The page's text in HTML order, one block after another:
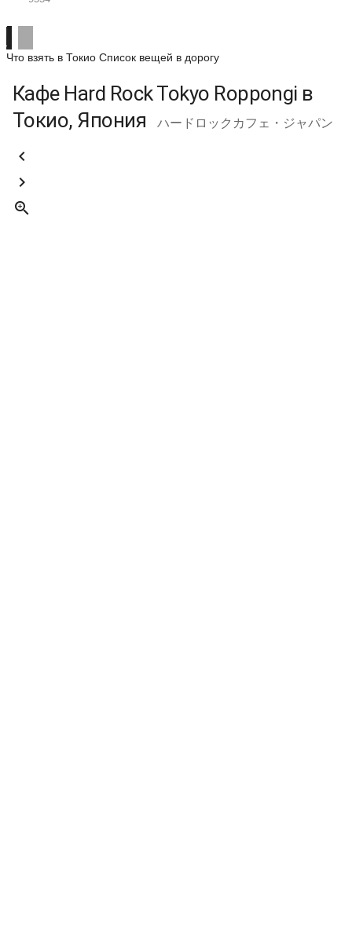
Что взять в Токио Список вещей в дорогу
Кафе Hard Rock Tokyo Roppongi в
Токио, Япония
ハードロックカフェ・ジャパン


